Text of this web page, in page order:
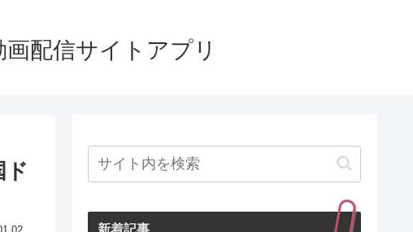
配信サイトアプリ
ド
新着記事